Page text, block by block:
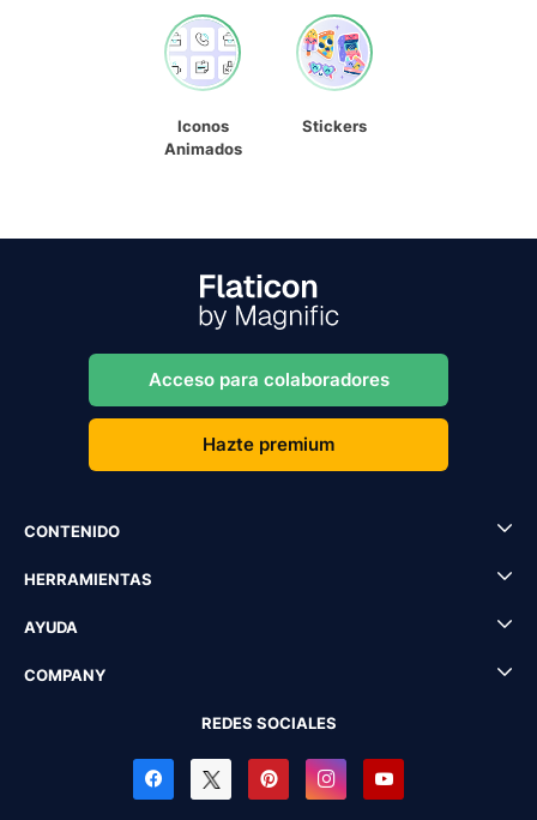
Iconos
Animados
Stickers
Acceso para colaboradores
Hazte premium
CONTENIDO
HERRAMIENTAS
AYUDA
COMPANY
REDES SOCIALES